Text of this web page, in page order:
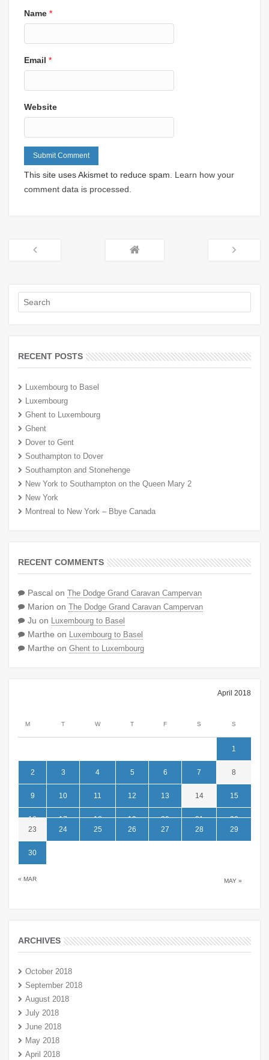
Name *
Email *
Website
This site uses Akismet to reduce spam. Learn how your
comment data is processed.
RECENT POSTS
Luxembourg to Basel
Luxembourg
Ghent to Luxembourg
Ghent
Dover to Gent
Southampton to Dover
Southampton and Stonehenge
New York to Southampton on the Queen Mary 2
New York
Montreal to New York – Bbye Canada
RECENT COMMENTS
Pascal on The Dodge Grand Caravan Campervan
Marion on The Dodge Grand Caravan Campervan
Ju on Luxembourg to Basel
Marthe on Luxembourg to Basel
Marthe on Ghent to Luxembourg
April 2018
M T W T F S S
« MAR MAY »
1
2 3 4 5 6 7 8
9 10 11 12 13 14 15
16 17 18 19 20 21
22
23
24 25 26 27 28 29
30
ARCHIVES
October 2018
September 2018
August 2018
July 2018
June 2018
May 2018
April 2018